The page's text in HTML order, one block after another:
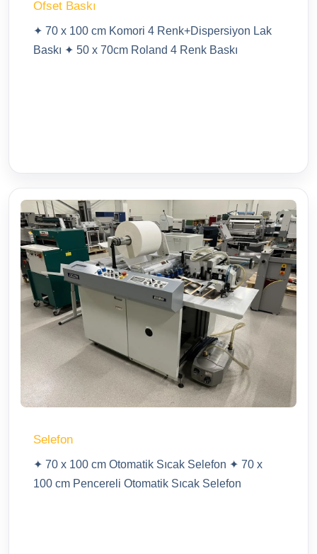
Ofset Baskı
✦ 70 x 100 cm Komori 4 Renk+Dispersiyon Lak
Baskı ✦ 50 x 70cm Roland 4 Renk Baskı
Selefon
✦ 70 x 100 cm Otomatik Sıcak Selefon ✦ 70 x
100 cm Pencereli Otomatik Sıcak Selefon